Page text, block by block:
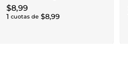
$8,99
1 cuotas de $8,99